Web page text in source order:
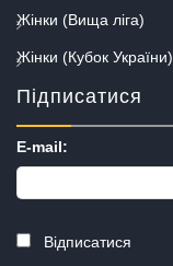
Жінки (Вища ліга)
Жінки (Кубок України)
Підписатися
E-mail:
Відписатися